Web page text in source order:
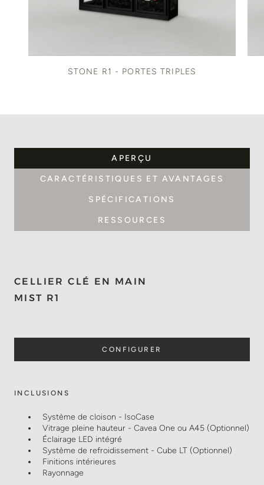
STONE R1 - PORTES TRIPLES
APERÇU
CARACTÉRISTIQUES ET AVANTAGES
SPÉCIFICATIONS
RESSOURCES
CELLIER CLÉ EN MAIN
MIST R1
CONFIGURER
INCLUSIONS
Système de cloison - IsoCase
Vitrage pleine hauteur - Cavea One ou A45 (Optionnel)
Éclairage LED intégré
Système de refroidissement - Cube LT (Optionnel)
Finitions intérieures
Rayonnage